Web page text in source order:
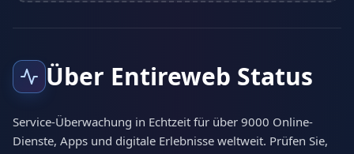
Über Entireweb Status
Service-Überwachung in Echtzeit für über 9000 Online-
Dienste, Apps und digitale Erlebnisse weltweit. Prüfen Sie,